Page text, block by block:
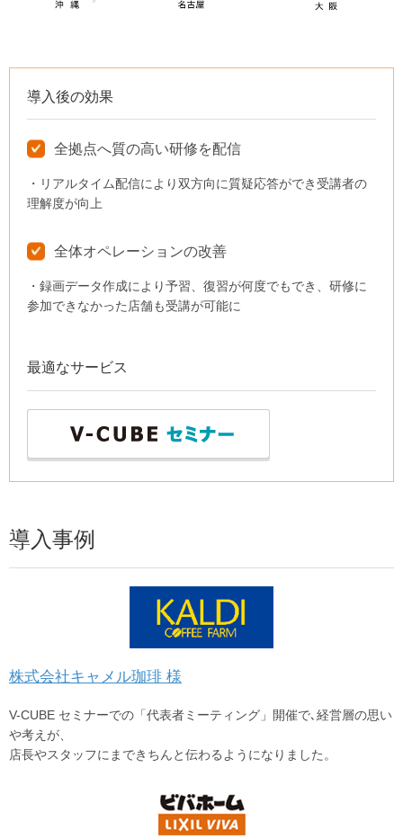
導入後の効果
全拠点へ質の高い研修を配信
・リアルタイム配信により双方向に質疑応答ができ受講者の
理解度が向上
全体オペレーションの改善
・録画データ作成により予習、復習が何度でもでき、研修に
参加できなかった店舗も受講が可能に
最適なサービス
導入事例
株式会社キャメル珈琲 様
V-CUBE セミナーでの「代表者ミーティング」開催で､経営層の思い
や考えが、
店長やスタッフにまできちんと伝わるようになりました。